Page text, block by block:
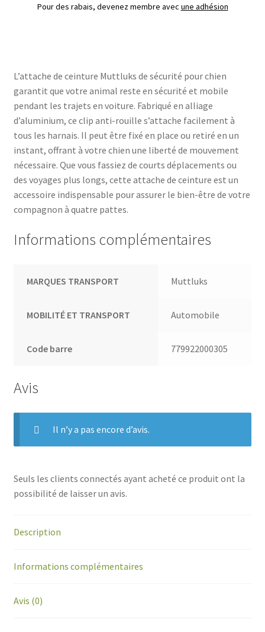
Pour des rabais, devenez membre avec une adhésion
L’attache de ceinture Muttluks de sécurité pour chien
garantit que votre animal reste en sécurité et mobile
pendant les trajets en voiture. Fabriqué en alliage
d’aluminium, ce clip anti-rouille s’attache facilement à
tous les harnais. Il peut être fixé en place ou retiré en un
instant, offrant à votre chien une liberté de mouvement
nécessaire. Que vous fassiez de courts déplacements ou
des voyages plus longs, cette attache de ceinture est un
accessoire indispensable pour assurer le bien-être de votre
compagnon à quatre pattes.
Informations complémentaires
MARQUES TRANSPORT Muttluks
MOBILITÉ ET TRANSPORT Automobile
Code barre 779922000305
Avis
Il n’y a pas encore d’avis.
Seuls les clients connectés ayant acheté ce produit ont la
possibilité de laisser un avis.
Description
Informations complémentaires
Avis (0)